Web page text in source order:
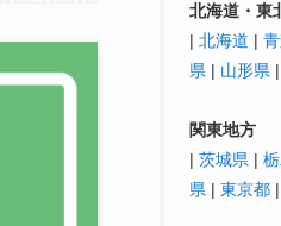
北海道・東
| 北海道 |
県 | 山形県 |
関東地方
| 茨城県 |
県 | 東京都 |